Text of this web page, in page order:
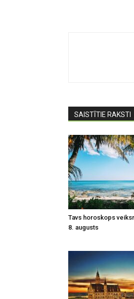
SAISTĪTIE RAKSTI
Tavs horoskops
8. augusts